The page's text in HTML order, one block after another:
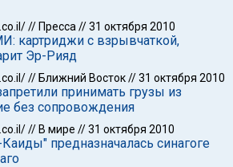
// Пресса //31 октября 2010
картриджи с взрывчаткой,
Эр-Рияд
// Ближний Восток//31 октября 2010
принимать грузы из
без сопровождения
// В мире //31 октября 2010
предназначалась синагоге